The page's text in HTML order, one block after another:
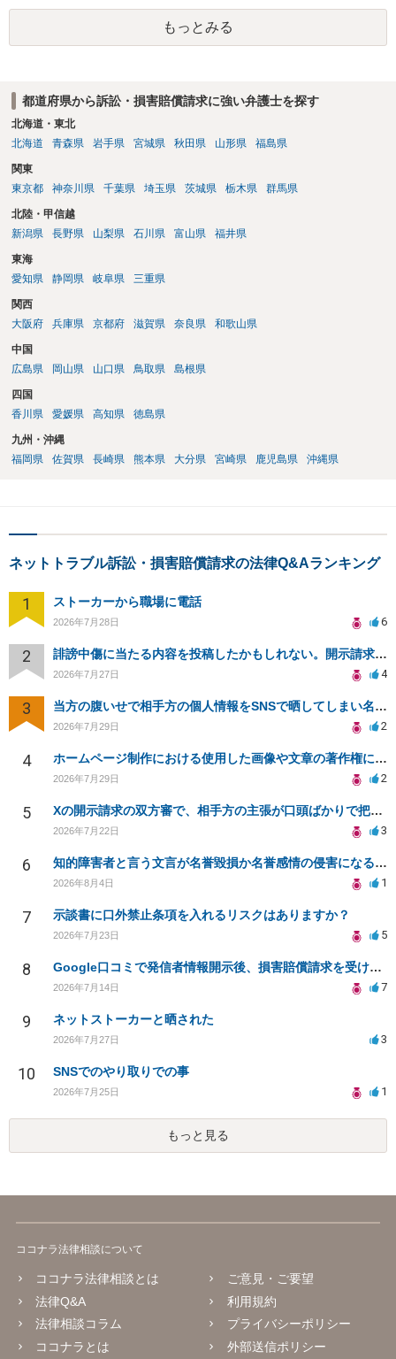
もっとみる
都道府県から訴訟・損害賠償請求に強い弁護士を探す
北海道・東北
北海道
青森県 岩手県 宮城県 秋田県 山形県 福島県
関東
東京都
神奈川県 千葉県 埼玉県 茨城県 栃木県 群馬県
北陸・甲信越
新潟県
長野県 山梨県 石川県 富山県 福井県
東海
愛知県
静岡県 岐阜県 三重県
関西
大阪府
兵庫県 京都府 滋賀県 奈良県 和歌山県
中国
広島県
岡山県 山口県 鳥取県 島根県
四国
香川県
愛媛県 高知県 徳島県
九州・沖縄
福岡県
佐賀県 長崎県 熊本県 大分県 宮崎県 鹿児島県 沖縄県
ネットトラブル訴訟・損害賠償請求の法律Q&Aランキング
1 ストーカーから職場に電話
2026年7月28日 6
2 誹謗中傷に当たる内容を投稿したかもしれない。開示請求や民事刑事裁判に発展しうるのか教えて欲しい。
2026年7月27日 4
3 当方の腹いせで相手方の個人情報をSNSで晒してしまい名誉毀損させてしまったかもしれない
2026年7月29日 2
4 ホームページ制作における使用した画像や文章の著作権について
2026年7月29日 2
5 Xの開示請求の双方審で、相手方の主張が口頭ばかりで把握しきれません
2026年7月22日 3
6 知的障害者と言う文言が名誉毀損か名誉感情の侵害になるか教えてほしい。
2026年8月4日 1
7 示談書に口外禁止条項を入れるリスクはありますか？
2026年7月23日 5
8 Google口コミで発信者情報開示後、損害賠償請求を受けています。示談について相談です。
2026年7月14日 7
9 ネットストーカーと晒された
2026年7月27日 3
10 SNSでのやり取りでの事
2026年7月25日 1
もっと見る
ココナラ法律相談について
ココナラ法律相談とは
法律Q&A
法律相談コラム
ココナラとは
ご意見・ご要望
利用規約
プライバシーポリシー
外部送信ポリシー